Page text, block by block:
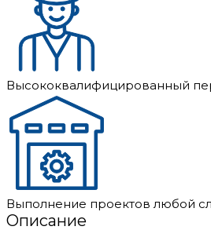
Высококвалифицированный
Выполнение проектов любой
Описание